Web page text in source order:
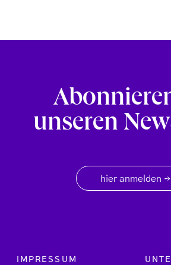
unseren
hier anmelden →
Footer menu
IMPRESSUM